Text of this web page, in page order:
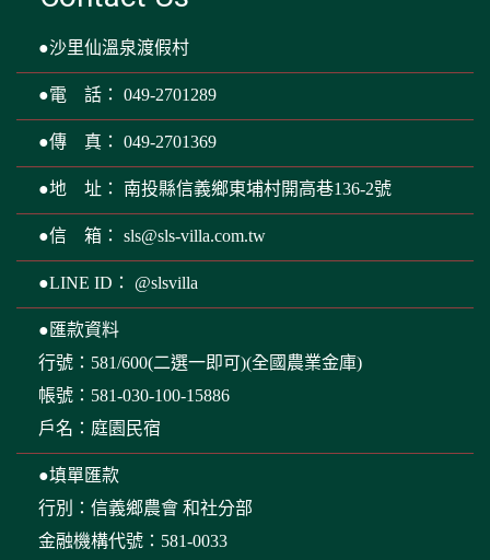
●地 址： 南投縣信義鄉東埔村開高巷136-2號
●信 箱：sls@sls-villa.com.tw
●LINE ID： @slsvilla
●匯款資料
行號：581/600(二選一即可)(全國農業金庫)
帳號：581-030-100-15886
戶名：庭園民宿
●填單匯款
行別：信義鄉農會 和社分部
金融機構代號：581-0033
帳號：581-030-100-15886